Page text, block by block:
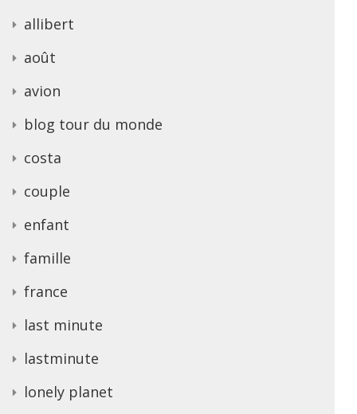
allibert
août
avion
blog tour du monde
costa
couple
enfant
famille
france
last minute
lastminute
lonely planet